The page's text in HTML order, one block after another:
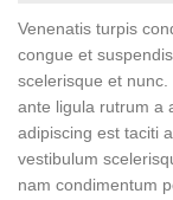
Venenatis turpis
congue et
scelerisque et
ante ligula rutrum a
adipiscing est taciti
vestibulum
nam condimentum